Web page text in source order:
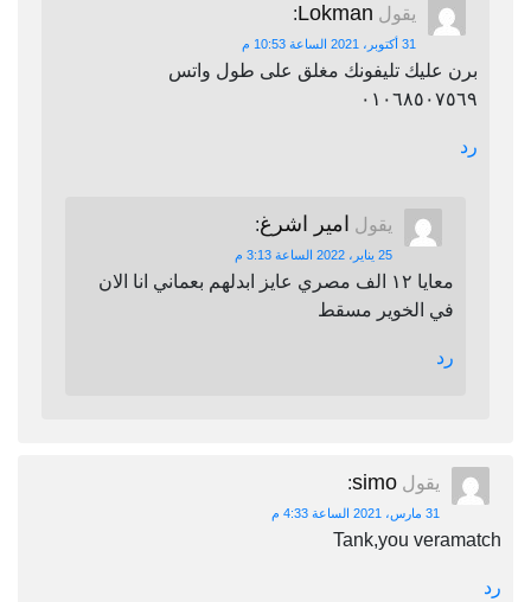
يقول Lokman
:
31 أكتوبر، 2021 الساعة 10:53 م
برن عليك تليفونك مغلق على طول واتس
٠١٠٦٨٥٠٧٥٦٩
رد
يقول امير اشرغ:
25 يناير، 2022 الساعة 3:13 م
معايا ١٢ الف مصري عايز ابدلهم بعماني انا الان
في الخوير مسقط
رد
يقول simo
:
31 مارس، 2021 الساعة 4:33 م
Tank,you veramatch
رد